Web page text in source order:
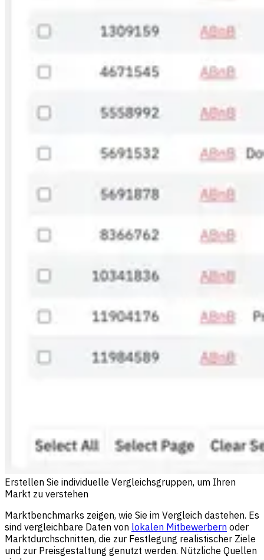
Erstellen Sie individuelle Vergleichsgruppen, um Ihren
Markt zu verstehen
Marktbenchmarks zeigen, wie Sie im Vergleich dastehen. Es
sind vergleichbare Daten von lokalen Mitbewerbern oder
Marktdurchschnitten, die zur Festlegung realistischer Ziele
und zur Preisgestaltung genutzt werden. Nützliche Quellen